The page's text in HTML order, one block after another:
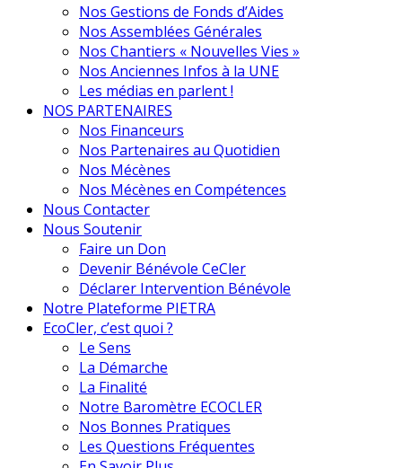
Nos Gestions de Fonds d’Aides
Nos Assemblées Générales
Nos Chantiers « Nouvelles Vies »
Nos Anciennes Infos à la UNE
Les médias en parlent !
NOS PARTENAIRES
Nos Financeurs
Nos Partenaires au Quotidien
Nos Mécènes
Nos Mécènes en Compétences
Nous Contacter
Nous Soutenir
Faire un Don
Devenir Bénévole CeCler
Déclarer Intervention Bénévole
Notre Plateforme PIETRA
EcoCler, c’est quoi ?
Le Sens
La Démarche
La Finalité
Notre Baromètre ECOCLER
Nos Bonnes Pratiques
Les Questions Fréquentes